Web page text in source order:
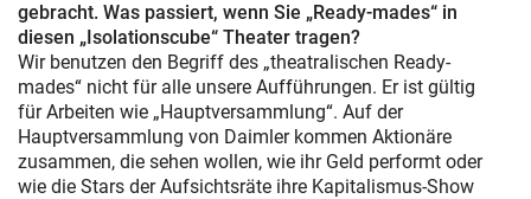
gebracht. Was passiert, wenn Sie „Ready-mades“ in
diesen „Isolationscube“ Theater tragen?
Wir benutzen den Begriff des „theatralischen Ready-
mades“ nicht für alle unsere Aufführungen. Er ist gültig
für Arbeiten wie „Hauptversammlung“. Auf der
Hauptversammlung von Daimler kommen Aktionäre
zusammen, die sehen wollen, wie ihr Geld performt oder
wie die Stars der Aufsichtsräte ihre Kapitalismus-Show